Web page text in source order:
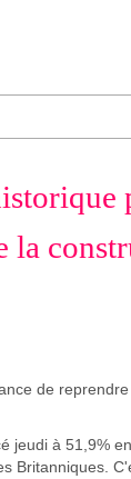
la
jeudi à 51,9%
Britanniques.